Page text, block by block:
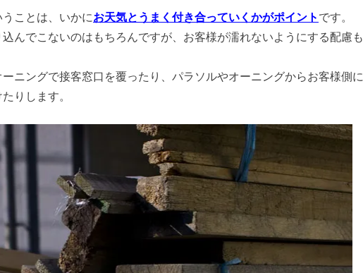
ことは、いかにお天気とうまく付き合っていくかがポイント です。
んでこないのはもちろんですが、お客様が濡れないようにする配慮も
ニングで接客窓口を覆ったり、パラソルやオーニングからお客様側に
りします。